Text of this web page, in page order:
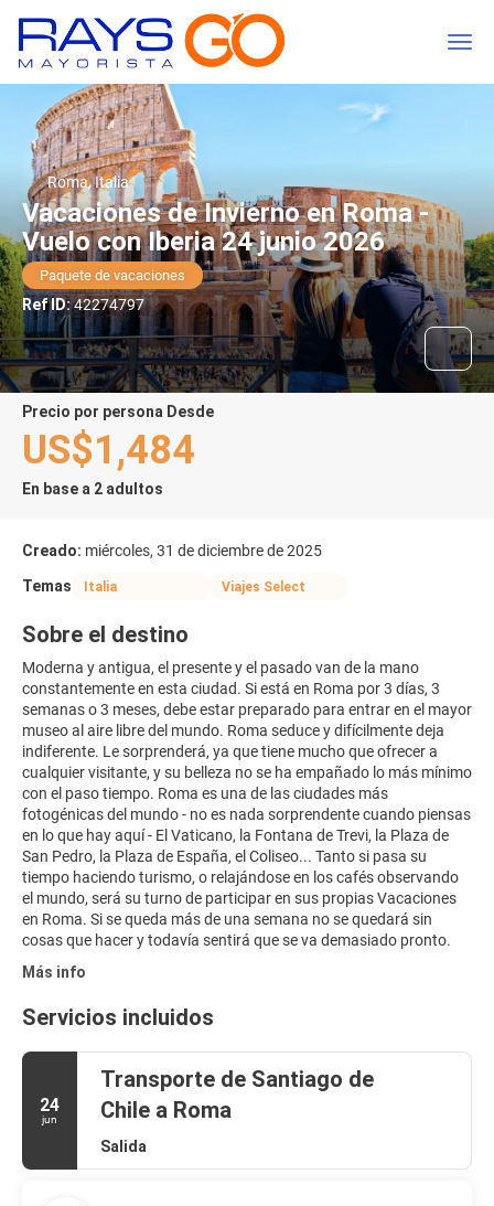
Roma, Italia
Vacaciones de Invierno en Roma -
Vuelo con Iberia 24 junio 2026
Paquete de vacaciones
Ref ID:42274797
precio por persona Desde
US$1,484
En base a 2 adultos
Creado: miércoles, 31 de diciembre de 2025
Temas
Italia Viajes Select
Sobre el destino
Moderna y antigua, el presente y el pasado van de la mano
constantemente en esta ciudad. Si está en Roma por 3 días, 3
semanas o 3 meses, debe estar preparado para entrar en el mayor
museo al aire libre del mundo. Roma seduce y difícilmente deja
indiferente. Le sorprenderá, ya que tiene mucho que ofrecer a
cualquier visitante, y su belleza no se ha empañado lo más mínimo
con el paso tiempo. Roma es una de las ciudades más
fotogénicas del mundo - no es nada sorprendente cuando piensas
en lo que hay aquí - El Vaticano, la Fontana de Trevi, la Plaza de
San Pedro, la Plaza de España, el Coliseo... Tanto si pasa su
tiempo haciendo turismo, o relajándose en los cafés observando
el mundo, será su turno de participar en sus propias Vacaciones
en Roma. Si se queda más de una semana no se quedará sin
cosas que hacer y todavía sentirá que se va demasiado pronto.
Más info
Servicios incluidos
24
jun
Transporte de Santiago de
Chile a Roma
Salida